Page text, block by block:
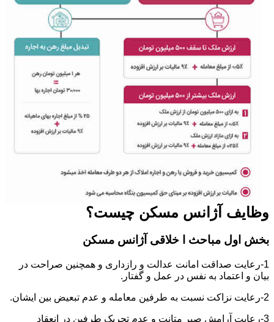
وظایف آژانس مسکن چیست؟
بخش اول مباحث ا خلاقی آژانس مسکن
1-رعایت صداقت امانت عدالت و رازداری و همچنین صراحت در
بیان و اعتماد به نفس در عمل و گفتار.
2-رعایت نزاکت نسبت به طرفین معامله و عدم تبعیض بین ایشان.
3-رعایت آرامش صبر متانت و عدم تحریک طرفین در انعقاد